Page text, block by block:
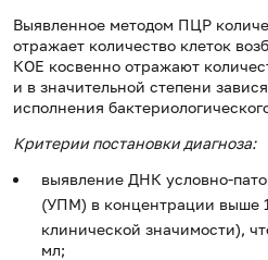
Выявленное методом ПЦР
отражает количество клеток
КОЕ косвенно отражают
и в значительной степени
исполнения
Критерии постановки диагноза:
выявление ДНК условно-
(УПМ) в концентрации выше
клинической значимости),
мл;